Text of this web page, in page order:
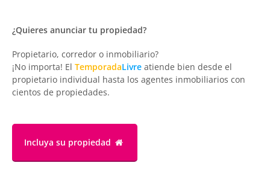
¿Quieres anunciar tu propiedad?
Propietario, corredor o inmobiliario?
¡No importa! El TemporadaLivre atiende bien desde el
propietario individual hasta los agentes inmobiliarios con
cientos de propiedades.
Incluya su propiedad